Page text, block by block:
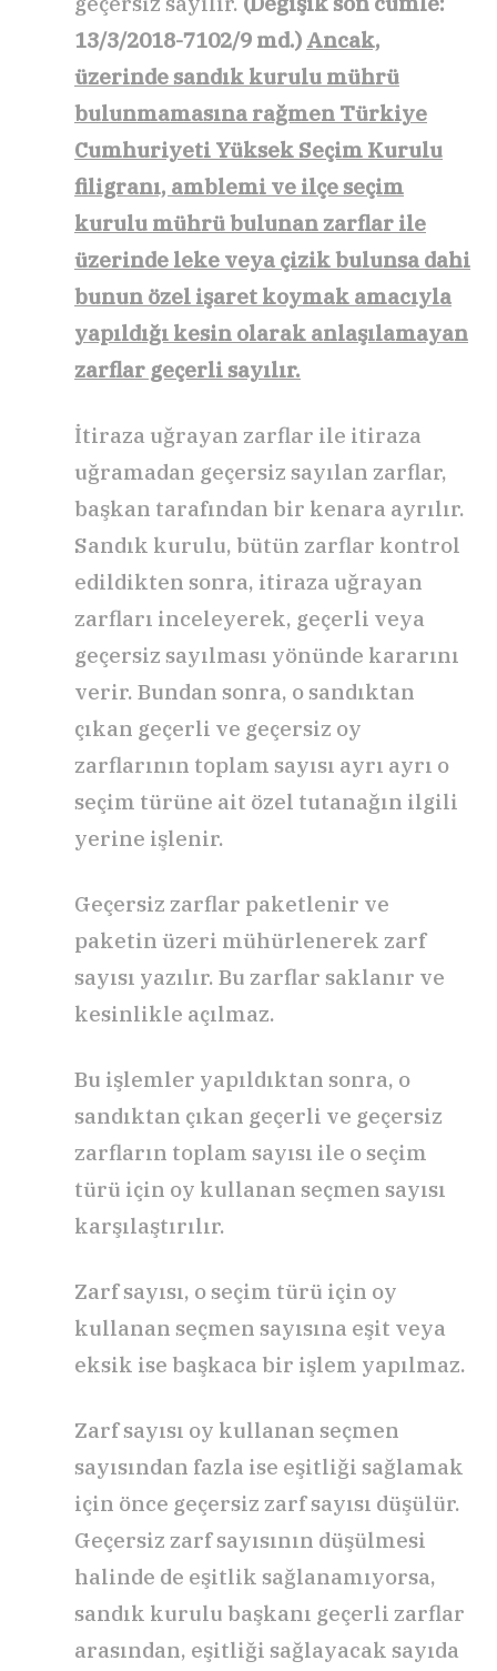
13/3/2018-7102/9 md.) Ancak,
üzerinde sandık kurulu mührü
bulunmamasına rağmen Türkiye
Cumhuriyeti Yüksek Seçim Kurulu
filigranı, amblemi ve ilçe seçim
kurulu mührü bulunan zarflar ile
üzerinde leke veya çizik bulunsa dahi
bunun özel işaret koymak amacıyla
yapıldığı kesin olarak anlaşılamayan
zarflar geçerli sayılır.
İtiraza uğrayan zarflar ile itiraza
uğramadan geçersiz sayılan zarflar,
başkan tarafından bir kenara ayrılır.
Sandık kurulu, bütün zarflar kontrol
edildikten sonra, itiraza uğrayan
zarfları inceleyerek, geçerli veya
geçersiz sayılması yönünde kararını
verir. Bundan sonra, o sandıktan
çıkan geçerli ve geçersiz oy
zarflarının toplam sayısı ayrı ayrı o
seçim türüne ait özel tutanağın ilgili
yerine işlenir.
Geçersiz zarflar paketlenir ve
paketin üzeri mühürlenerek zarf
sayısı yazılır. Bu zarflar saklanır ve
kesinlikle açılmaz.
Bu işlemler yapıldıktan sonra, o
sandıktan çıkan geçerli ve geçersiz
zarfların toplam sayısı ile o seçim
türü için oy kullanan seçmen sayısı
karşılaştırılır.
Zarf sayısı, o seçim türü için oy
kullanan seçmen sayısına eşit veya
eksik ise başkaca bir işlem yapılmaz.
Zarf sayısı oy kullanan seçmen
sayısından fazla ise eşitliği sağlamak
için önce geçersiz zarf sayısı düşülür.
Geçersiz zarf sayısının düşülmesi
halinde de eşitlik sağlanamıyorsa,
sandık kurulu başkanı geçerli zarflar
arasından, eşitliği sağlayacak sayıda